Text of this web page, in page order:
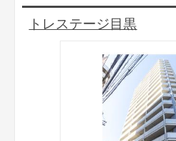
トレステージ目黒